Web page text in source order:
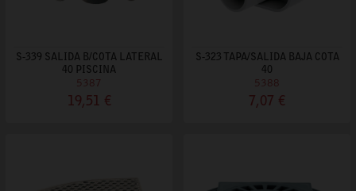
S-339 SALIDA B/COTA LATERAL
40 PISCINA
5387
19,51 €
S-323 TAPA/SALIDA BAJA COTA
40
5388
7,07 €